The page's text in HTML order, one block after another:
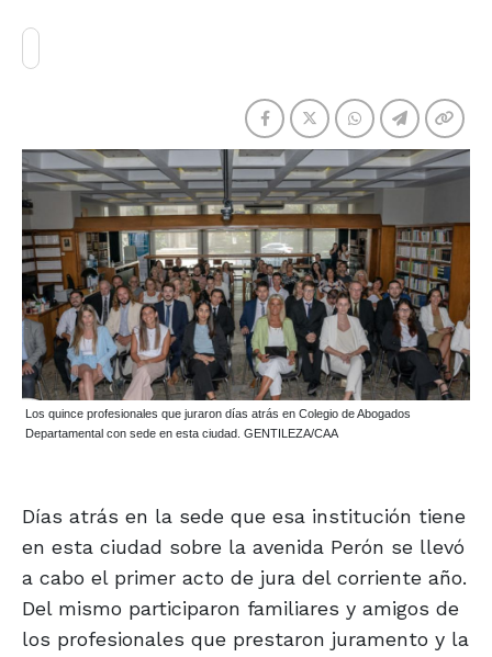
Los quince profesionales que juraron días atrás en Colegio de Abogados
Departamental con sede en esta ciudad. GENTILEZA/CAA
Días atrás en la sede que esa institución tiene
en esta ciudad sobre la avenida Perón se llevó
a cabo el primer acto de jura del corriente año.
Del mismo participaron familiares y amigos de
los profesionales que prestaron juramento y la